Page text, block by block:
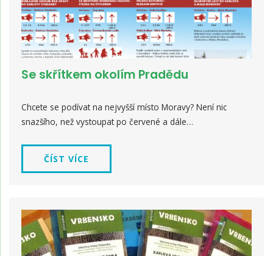
Se skřítkem okolím Pradědu
Chcete se podívat na nejvyšší místo Moravy? Není nic
snazšího, než vystoupat po červené a dále…
ČÍST VÍCE